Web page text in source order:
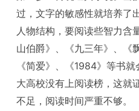
过，文字的敏感性就培养了
人物结构，要阅读些智力含
山伯爵》、《九三年》、《
《简爱》、《1984》等书
大高校没有上阅读榜，这就
不足，阅读时间严重不够。